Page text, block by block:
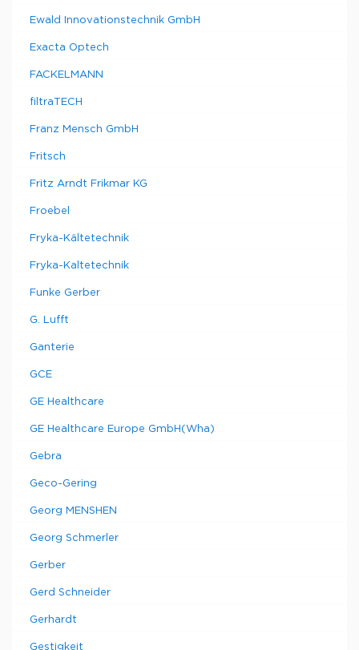
Ewald Innovationstechnik GmbH
Exacta Optech
FACKELMANN
filtraTECH
Franz Mensch GmbH
Fritsch
Fritz Arndt Frikmar KG
Froebel
Fryka-Kältetechnik
Fryka-Kaltetechnik
Funke Gerber
G. Lufft
Ganterie
GCE
GE Healthcare
GE Healthcare Europe GmbH(Wha)
Gebra
Geco-Gering
Georg MENSHEN
Georg Schmerler
Gerber
Gerd Schneider
Gerhardt
Gestigkeit